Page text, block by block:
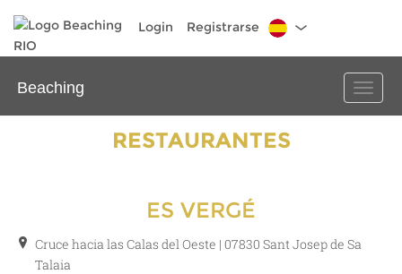
Login Registrarse
Toggle
Beaching
RESTAURANTES
ES VERGÉ
Cruce hacia las Calas del Oeste | 07830 Sant Josep de Sa
Talaia